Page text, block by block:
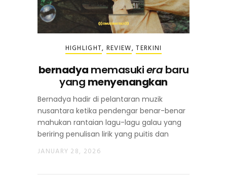
HIGHLIGHT, REVIEW,TERKINI
bernadya memasukiera baru
yang menyenangkan
Bernadya hadir di pelantaran muzik
nusantara ketika pendengar benar-benar
mahukan rantaian lagu-lagu galau yang
beriring penulisan lirik yang puitis dan
JANUARY 28, 2026